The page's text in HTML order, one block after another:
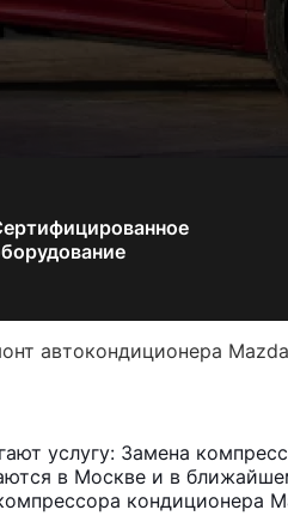
автокондиционера
услугу: Замена
в Москве и в
кондиционера